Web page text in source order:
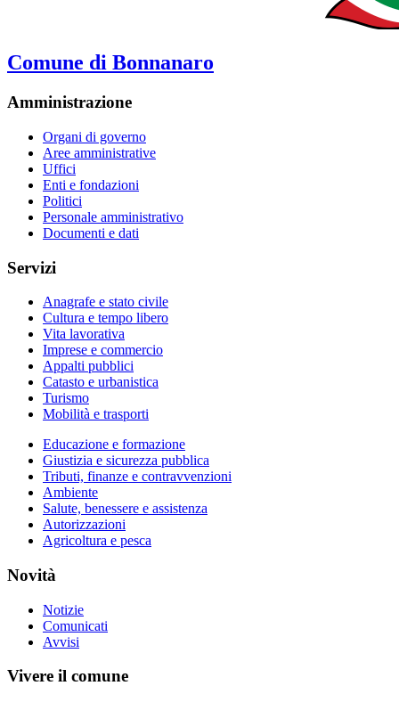
Comune di Bonnanaro
Amministrazione
Organi di governo
Aree amministrative
Uffici
Enti e fondazioni
Politici
Personale amministrativo
Documenti e dati
Servizi
Anagrafe e stato civile
Cultura e tempo libero
Vita lavorativa
Imprese e commercio
Appalti pubblici
Catasto e urbanistica
Turismo
Mobilità e trasporti
Educazione e formazione
Giustizia e sicurezza pubblica
Tributi, finanze e contravvenzioni
Ambiente
Salute, benessere e assistenza
Autorizzazioni
Agricoltura e pesca
Novità
Notizie
Comunicati
Avvisi
Vivere il comune